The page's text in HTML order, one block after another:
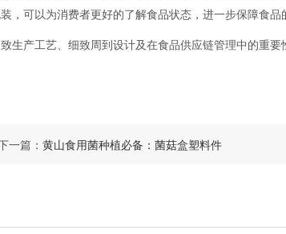
可以为消费者更好的了解食品状态，进一步保障食品
产工艺、细致周到设计及在食品供应链管理中的重要
一篇：黄山食用菌种植必备：菌菇盒塑料件